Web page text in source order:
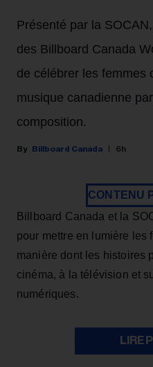
Présenté par la
des Billboard Canada
de célébrer les femmes
musique canadienne
composition.
Billboard Canada 6h
CONTENU
Billboard Canada et la
pour mettre en lumière les
manière dont les histoires
cinéma, à la télévision et
numériques.
LIRE